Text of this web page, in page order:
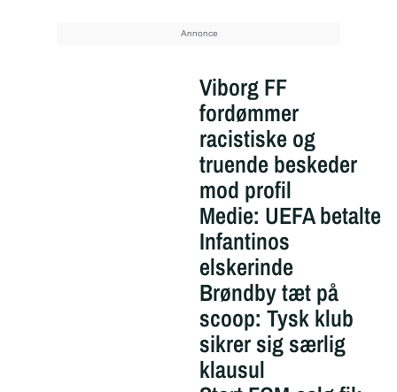
Viborg FF
fordømmer
racistiske og
truende beskeder
mod profil
Medie: UEFA betalte
Infantinos
elskerinde
Brøndby tæt på
scoop: Tysk klub
sikrer sig særlig
klausul